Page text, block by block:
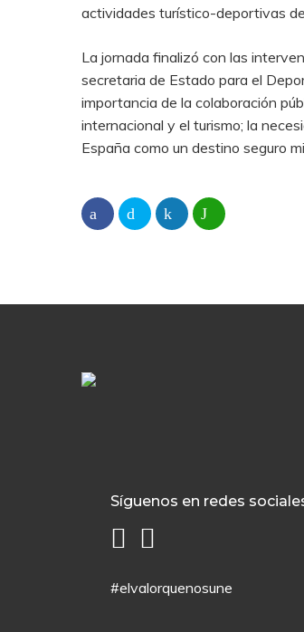
actividades turístico-deportivas
La jornada finalizó con las
secretaria de Estado para el
importancia de la colaboración
internacional y el turismo; la
España como un destino seguro
Síguenos en redes
#elvalorquenosune